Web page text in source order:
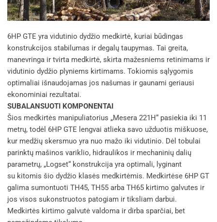
6HP GTE yra vidutinio dydžio medkirtė, kuriai būdingas
konstrukcijos stabilumas ir degalų taupymas. Tai greita,
manevringa ir tvirta medkirtė, skirta mažesniems retinimams ir
vidutinio dydžio plyniems kirtimams. Tokiomis sąlygomis
optimaliai išnaudojamas jos našumas ir gaunami geriausi
ekonominiai rezultatai.
SUBALANSUOTI KOMPONENTAI
Šios medkirtės manipuliatorius „Mesera 221H“ pasiekia iki 11
metrų, todėl 6HP GTE lengvai atlieka savo užduotis miškuose,
kur medžių skersmuo yra nuo mažo iki vidutinio. Dėl tobulai
parinktų mašinos variklio, hidraulikos ir mechaninių dalių
parametrų, „Logset“ konstrukcija yra optimali, lyginant
su kitomis šio dydžio klasės medkirtėmis. Medkirtėse 6HP GT
galima sumontuoti TH45, TH55 arba TH65 kirtimo galvutes ir
jos visos sukonstruotos patogiam ir tiksliam darbui.
Medkirtės kirtimo galvutė valdoma ir dirba sparčiai, bet